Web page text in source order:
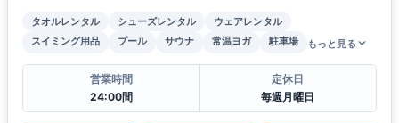
タオルレンタル シューズレンタル
ウェアレンタル
スイミング用品
プール サウナ 常温ヨガ 駐車場 もっと見る
営業時間
24:00間
定休日
毎週月曜日